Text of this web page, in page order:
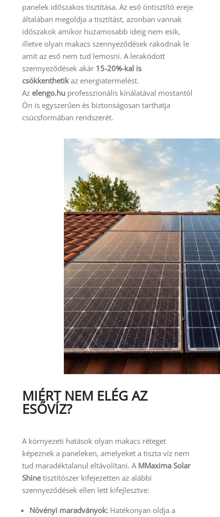
panelek időszakos tisztítása. Az eső öntisztító ereje
általában megoldja a tisztítást, azonban vannak
időszakok amikor huzamosabb ideig nem esik,
illetve olyan makacs szennyeződések rakodnak le
amit az eső nem tud lemosni. A lerakódott
szennyeződések akár 15-20%-kal is
csökkenthetik az energiatermelést.
Az elengo.hu professzionális kínálatával mostantól
Ön is egyszerűen és biztonságosan tarthatja
csúcsformában rendszerét.
MIÉRT NEM ELÉG AZ
ESŐVÍZ?
A környezeti hatások olyan makacs réteget
képeznek a paneleken, amelyeket a tiszta víz nem
tud maradéktalanul eltávolítani. A MMaxima Solar
Shine tisztítószer kifejezetten az alábbi
szennyeződések ellen lett kifejlesztve:
Növényi maradványok: Hatékonyan oldja a